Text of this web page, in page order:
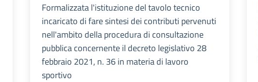
Formalizzata l'istituzione del tavolo tecnico
incaricato di fare sintesi dei contributi pervenuti
nell'ambito della procedura di consultazione
pubblica concernente il decreto legislativo 28
febbraio 2021, n. 36 in materia di lavoro
sportivo